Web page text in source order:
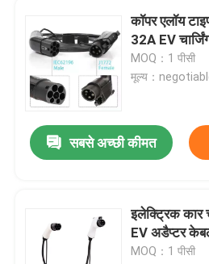
संपर्क करें
समाचार
मामलों
एक उद्धरण का अनुरोध करें
कॉपर एलॉय
32A EV
MOQ：1 पीसी
मूल्य：
सबसे अच्छी कीमत
इलेक्ट्रिक कार
EV अडैप्टर
MOQ：1 पीसी